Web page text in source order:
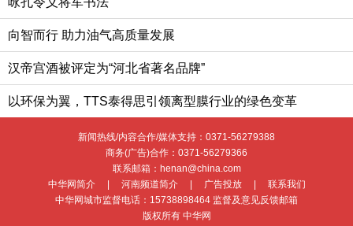
向智而行 助力油气高质量发展
汉帝宫酒被评定为“河北省著名品牌”
以环保为翼，TTS泰得思引领离型膜行业的绿色变革
新闻热线/内容合作/媒体支持： 0371-56279388
商务(广告)合作： 0371-56279366
联系邮箱：henan@china.com
中华网简介
河南频道简介 广告投放
联系我们
中华网城市监督电话： 15738898464 监督及意见反馈邮箱
版权所有 中华网